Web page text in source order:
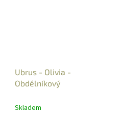
Ubrus - Olivia -
Obdélníkový
Skladem